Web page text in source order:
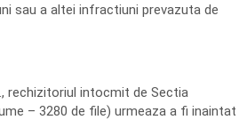
sau a altei infractiuni prevazuta de
rechizitoriul intocmit de Sectia
– 3280 de file) urmeaza a fi inaintat